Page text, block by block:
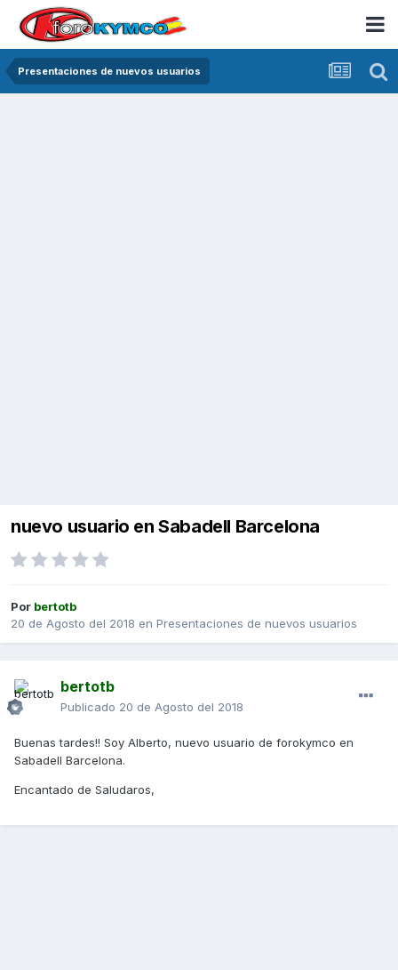
Presentaciones de nuevos usuarios
nuevo usuario en Sabadell Barcelona
Por bertotb
20 de Agosto del 2018 en Presentaciones de nuevos usuarios
bertotb
Publicado 20 de Agosto del 2018
Buenas tardes!! Soy Alberto, nuevo usuario de forokymco en
Sabadell Barcelona.
Encantado de Saludaros,